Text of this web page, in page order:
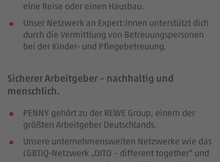
eine Reise oder einen Hausbau.
Unser Netzwerk an Expert:innen unterstützt dich
durch die Vermittlung von Betreuungspersonen
bei der Kinder- und Pflegebetreuung.
Sicherer Arbeitgeber – nachhaltig und
menschlich.
PENNY gehört zu der REWE Group, einem der
größten Arbeitgeber Deutschlands.
Unsere unternehmensweiten Netzwerke wie das
LGBTIQ-Netzwerk „DITO – different together“ und